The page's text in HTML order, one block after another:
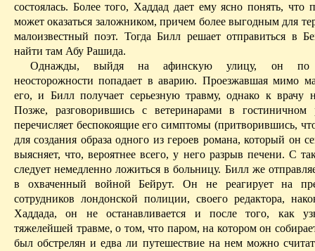
состоялась. Более того,Хаддад дает ему ясно понять, что
может оказаться заложником, причем более выгодным для
малоизвестный поэт. Тогда Билл решает отправиться в
найти там Абу Рашида.
Однажды, выйдя на афинскую улицу, он по
неосторожности попадает в аварию. Проезжавшая мимо
его, и Билл получает серьезную травму, однако к врачу
Позже, разговорившись с ветеринарами в гостиничном
перечисляет беспокоящие его симптомы (притворившись, что
для создания образа одного из героев романа, который он
выясняет, что, вероятнее всего, у него разрыв печени. С
следует немедленно ложиться в больницу. Билл же
в охваченный войной Бейрут. Он не реагирует на
сотрудников лондонской полиции, своего редактора,
Хаддада, он не останавливается и после того, как
тяжелейшей травме, о том, что паром, на котором он
былобстрелян и едва ли путешествие на нем можно